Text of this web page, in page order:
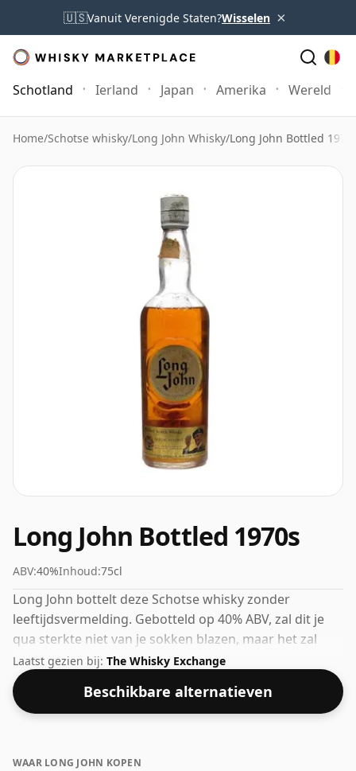
🇺🇸Vanuit Verenigde Staten?Wisselen ×
Schotland Ierland Japan Amerika Wereld
Home/Schotse whisky/Long John Whisky/Long John Bottled
Long John Bottled 1970s
ABV:40%Inhoud:75cl
Long John bottelt deze Schotse whisky zonder
leeftijdsvermelding. Gebotteld op 40% ABV, zal dit je
qua sterkte niet van je sokken blazen, maar het zal
zeker een drinkbare geest zijn.
Laatst gezien bij: The Whisky Exchange
Beschikbare alternatieven
WAAR LONG JOHN KOPEN